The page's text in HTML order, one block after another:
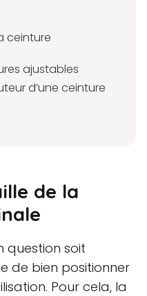
ceinture
ajustables
d’une ceinture
de la
question soit
de bien positionner
Pour cela, la